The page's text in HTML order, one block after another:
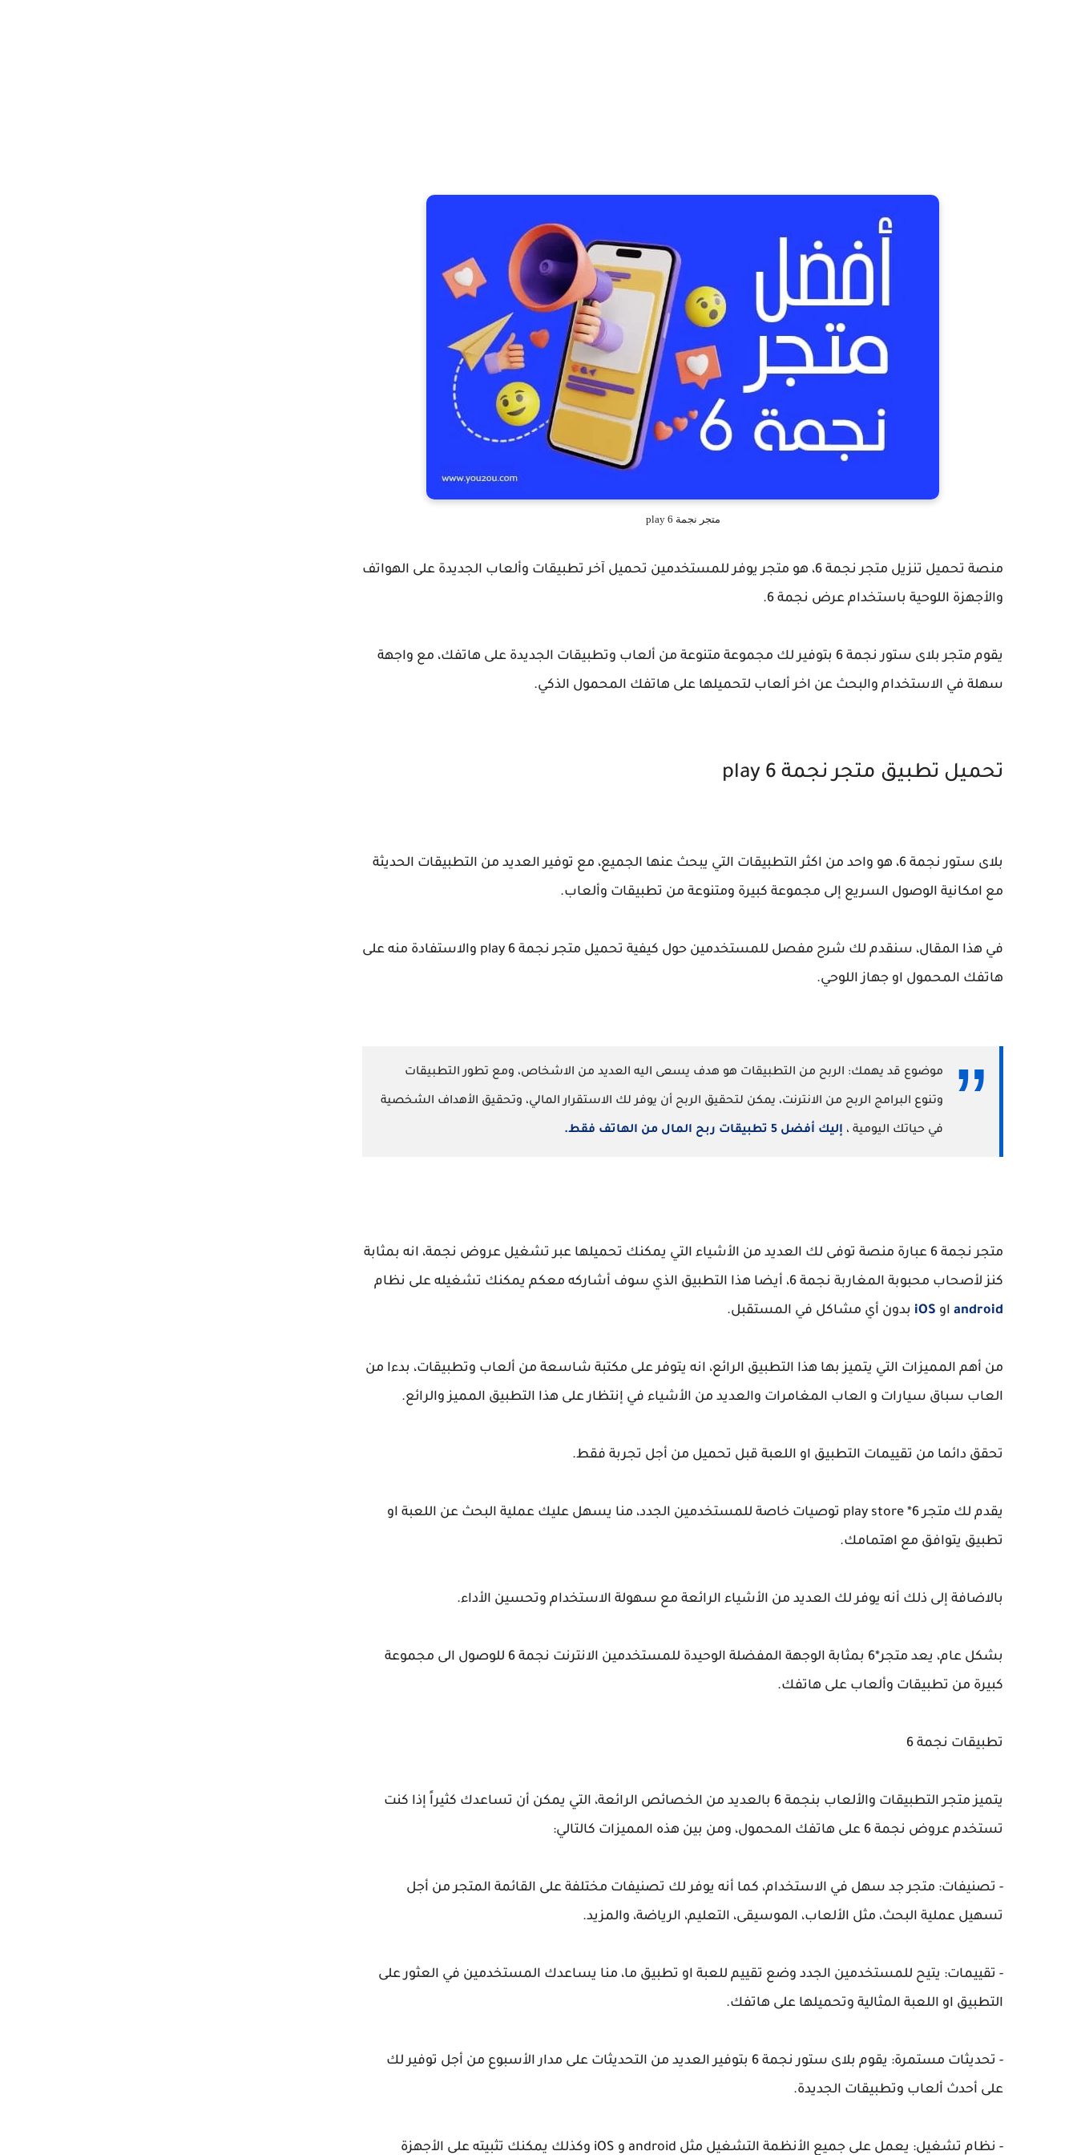
متجر نجمة 6 play
منصة تحميل تنزيل متجر نجمة 6، هو متجر يوفر للمستخدمين تحميل آخر تطبيقات وألعاب الجديدة على الهواتف
والأجهزة اللوحية باستخدام عرض نجمة 6.
يقوم متجر بلاى ستور نجمة 6 بتوفير لك مجموعة متنوعة من ألعاب وتطبيقات الجديدة على هاتفك، مع واجهة
سهلة في الاستخدام والبحث عن اخر ألعاب لتحميلها على هاتفك المحمول الذكي.
تحميل تطبيق متجر نجمة 6 play
بلاى ستور نجمة 6، هو واحد من اكثر التطبيقات التي يبحث عنها الجميع، مع توفير العديد من التطبيقات الحديثة
مع امكانية الوصول السريع إلى مجموعة كبيرة ومتنوعة من تطبيقات وألعاب.
في هذا المقال، سنقدم لك شرح مفصل للمستخدمين حول كيفية تحميل متجر نجمة 6 play والاستفادة منه على
هاتفك المحمول او جهاز اللوحي.
موضوع قد يهمك: الربح من التطبيقات هو هدف يسعى اليه العديد من الاشخاص، ومع تطور التطبيقات
وتنوع البرامج الربح من الانترنت، يمكن لتحقيق الربح أن يوفر لك الاستقرار المالي، وتحقيق الأهداف الشخصية
في حياتك اليومية ، إليك أفضل 5 تطبيقات ربح المال من الهاتف فقط.
متجر نجمة 6 عبارة منصة توفى لك العديد من الأشياء التي يمكنك تحميلها عبر تشغيل عروض نجمة، انه بمثابة
كنز لأصحاب محبوبة المغاربة نجمة 6، أيضا هذا التطبيق الذي سوف أشاركه معكم يمكنك تشغيله على نظام
android او iOS بدون أي مشاكل في المستقبل.
من أهم المميزات التي يتميز بها هذا التطبيق الرائع، انه يتوفر على مكتبة شاسعة من ألعاب وتطبيقات، بدءا من
العاب سباق سيارات و العاب المغامرات والعديد من الأشياء في إنتظار على هذا التطبيق المميز والرائع.
تحقق دائما من تقييمات التطبيق او اللعبة قبل تحميل من أجل تجربة فقط.
يقدم لك متجر play store *6 توصيات خاصة للمستخدمين الجدد، منا يسهل عليك عملية البحث عن اللعبة او
تطبيق يتوافق مع اهتمامك.
بالاضافة إلى ذلك أنه يوفر لك العديد من الأشياء الرائعة مع سهولة الاستخدام وتحسين الأداء.
بشكل عام، يعد متجر*6 بمثابة الوجهة المفضلة الوحيدة للمستخدمين الانترنت نجمة 6 للوصول الى مجموعة
كبيرة من تطبيقات وألعاب على هاتفك.
تطبيقات نجمة 6
يتميز متجر التطبيقات والألعاب بنجمة 6 بالعديد من الخصائص الرائعة، التي يمكن أن تساعدك كثيراً إذا كنت
تستخدم عروض نجمة 6 على هاتفك المحمول، ومن بين هذه المميزات كالتالي:
- تصنيفات: متجر جد سهل في الاستخدام، كما أنه يوفر لك تصنيفات مختلفة على القائمة المتجر من أجل
تسهيل عملية البحث، مثل الألعاب، الموسيقى، التعليم، الرياضة، والمزيد.
- تقييمات: يتيح للمستخدمين الجدد وضع تقييم للعبة او تطبيق ما، منا يساعدك المستخدمين في العثور على
التطبيق او اللعبة المثالية وتحميلها على هاتفك.
- تحديثات مستمرة: يقوم بلاى ستور نجمة 6 بتوفير العديد من التحديثات على مدار الأسبوع من أجل توفير لك
على أحدث ألعاب وتطبيقات الجديدة.
- نظام تشغيل: يعمل على جميع الأنظمة التشغيل مثل android و iOS وكذلك يمكنك تثبيته على الأجهزة